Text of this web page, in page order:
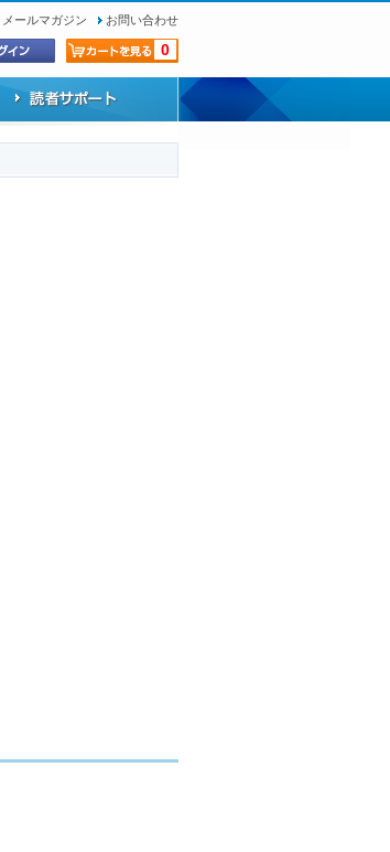
メールマガジン お問い合わせ
0